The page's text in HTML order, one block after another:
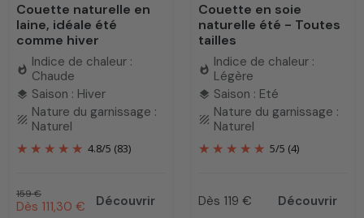
Couette naturelle en
laine, idéale été
comme hiver
whatshot Indice de chaleur :
Chaude
layers Saison : Hiver
texture Nature du garnissage :
Naturel
4.8/5 (83)
Prix habituel
159 €
Prix promotionnel
Dès 111,30 € Découvrir
Couette en soie
naturelle été - Toutes
tailles
whatshot Indice de chaleur :
Légère
layers Saison : Eté
texture Nature du garnissage :
Naturel
5/5 (4)
Prix
Dès 119 € Découvrir